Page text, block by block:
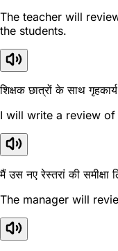
The teacher will
the students.
शिक्षक छात्रों के साथ
I will write a review of
मैं उस नए रेस्तरां की समीक्षा
The manager will